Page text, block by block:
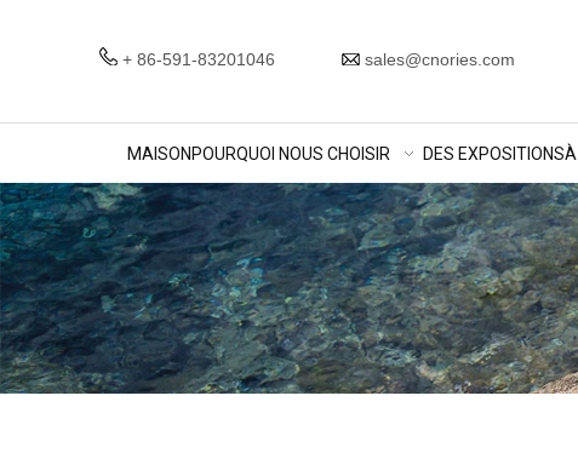
+ 86-591-83201046 sales@cnories.com
MAISON POURQUOI NOUS CHOISIR DES EXPOSITIONSÀ